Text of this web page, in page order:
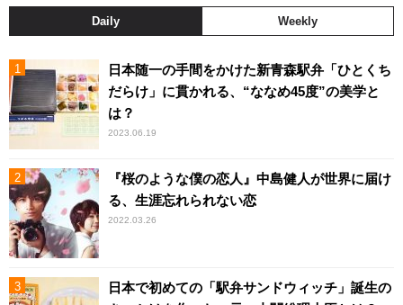
Daily Weekly
日本随一の手間をかけた新青森駅弁「ひとくち
だらけ」に貫かれる、“ななめ45度”の美学と
は？
2023.06.19
『桜のような僕の恋人』中島健人が世界に届け
る、生涯忘れられない恋
2022.03.26
日本で初めての「駅弁サンドウィッチ」誕生の